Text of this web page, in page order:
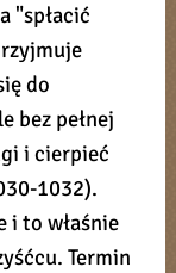
"spłacić
do
bez pełnej
i cierpieć
1032).
i to właśnie
Termin